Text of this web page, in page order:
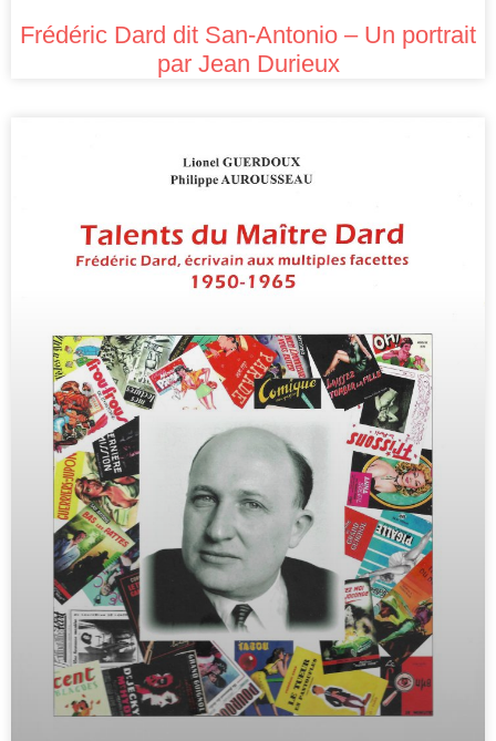
Frédéric Dard dit San-Antonio – Un portrait
par Jean Durieux